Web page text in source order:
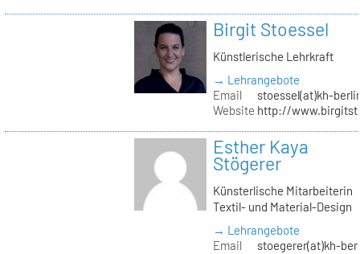
Birgit Stoessel
Künstlerische Lehrkraft
→ Lehrangebote
Email
stoessel(at)kh-
Website http://
Esther Kaya
Stögerer
Künsterlische Mitarbeiterin
Textil- und Material-Design
→ Lehrangebote
Email
stoegerer(at)kh-